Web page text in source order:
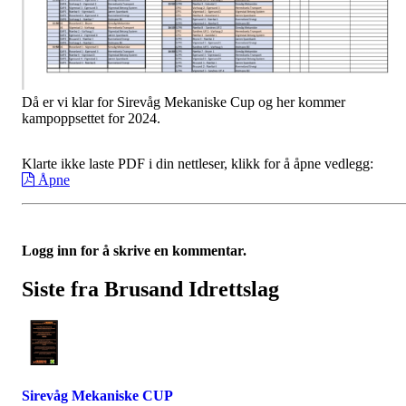
Då er vi klar for Sirevåg Mekaniske Cup og her kommer
kampoppsettet for 2024.
Klarte ikke laste PDF i din nettleser, klikk for å åpne vedlegg:
Åpne
Logg inn for å skrive en kommentar.
Siste fra Brusand Idrettslag
Sirevåg Mekaniske CUP